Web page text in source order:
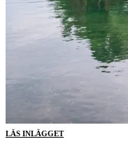
LÄS INLÄGGET